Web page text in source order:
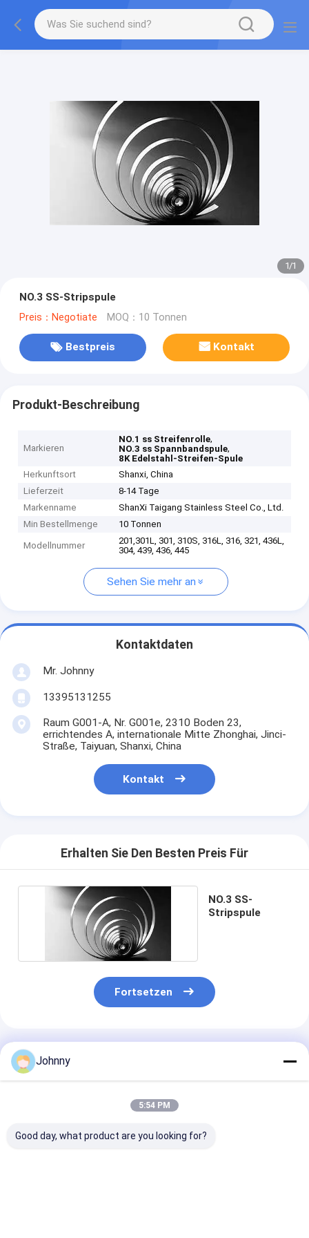
1/1
NO.3 SS-Stripspule
Preis：Negotiate MOQ：10 Tonnen
Bestpreis Kontakt
Produkt-Beschreibung
Markieren
NO.1 ss Streifenrolle,
NO.3 ss Spannbandspule,
8K Edelstahl-Streifen-Spule
Herkunftsort
Shanxi, China
Lieferzeit
8-14 Tage
Markenname
ShanXi Taigang Stainless Steel Co., Ltd.
Min Bestellmenge
10 Tonnen
Modellnummer
201,301L, 301, 310S, 316L, 316, 321, 436L,
304, 439, 436, 445
Sehen Sie mehr an
Kontaktdaten
Mr. Johnny
13395131255
Raum G001-A, Nr. G001e, 2310 Boden 23,
errichtendes A, internationale Mitte Zhonghai, Jinci-
Straße, Taiyuan, Shanxi, China
Kontakt
Erhalten Sie Den Besten Preis Für
NO.3 SS-
Stripspule
Fortsetzen
Empfohlene Produkte
Johnny
5:54 PM
Good day, what product are you looking for?